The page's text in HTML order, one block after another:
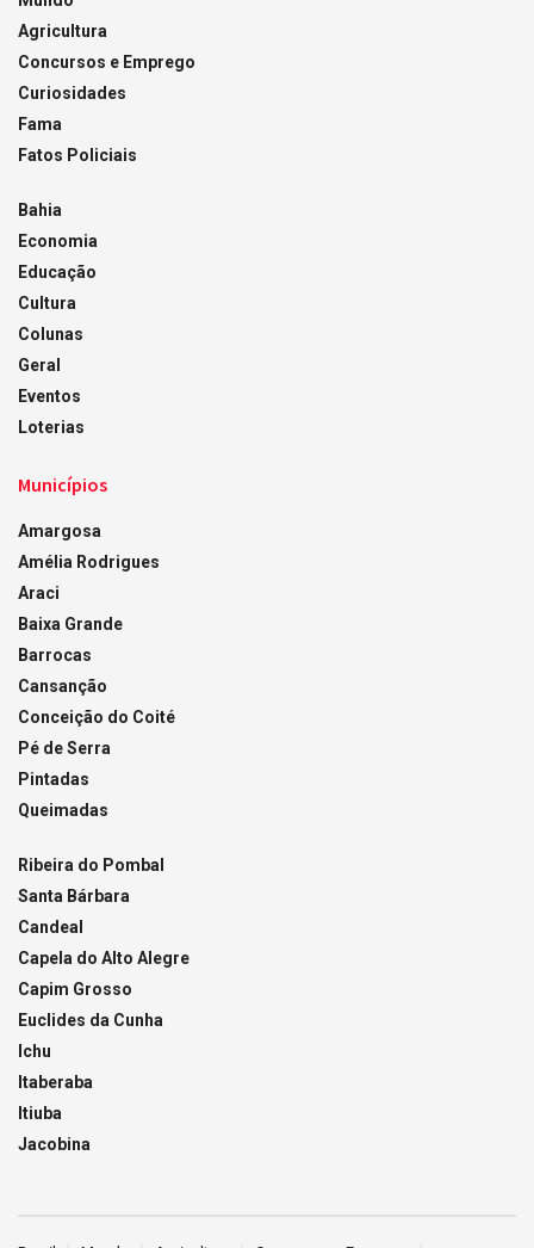
Agricultura
Concursos e Emprego
Curiosidades
Fama
Fatos Policiais
Bahia
Economia
Educação
Cultura
Colunas
Geral
Eventos
Loterias
Municípios
Amargosa
Amélia Rodrigues
Araci
Baixa Grande
Barrocas
Cansanção
Conceição do Coité
Pé de Serra
Pintadas
Queimadas
Ribeira do Pombal
Santa Bárbara
Candeal
Capela do Alto Alegre
Capim Grosso
Euclides da Cunha
Ichu
Itaberaba
Itiuba
Jacobina